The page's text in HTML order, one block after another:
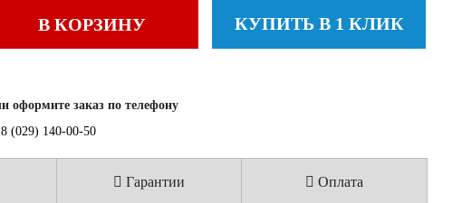
В КОРЗИНУ КУПИТЬ В 1 КЛИК
оформите заказ по телефону
8 (029) 140-00-50
Гарантии Оплата